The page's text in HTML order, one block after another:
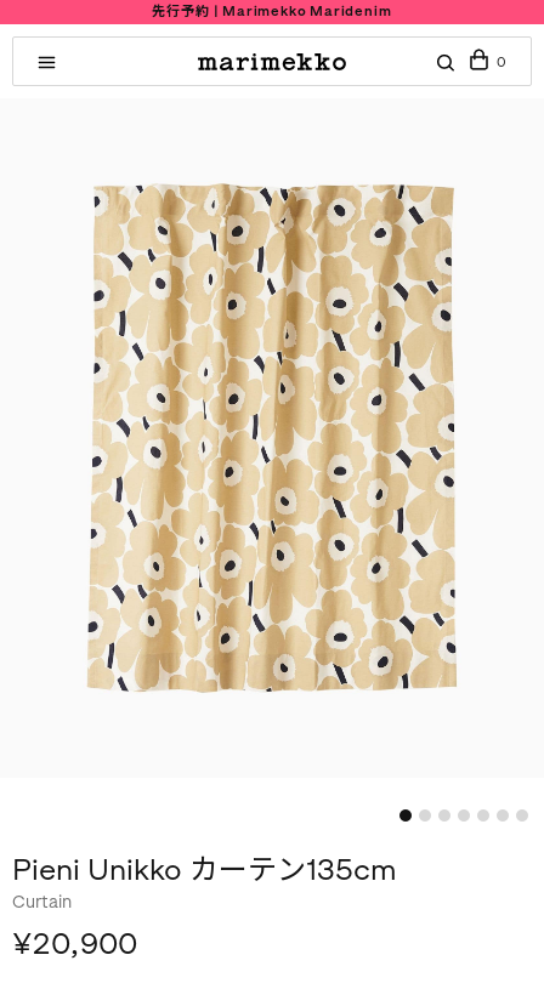
先行予約 | Marimekko Maridenim
0
Pieni Unikko カーテン135cm
Curtain
¥20,900